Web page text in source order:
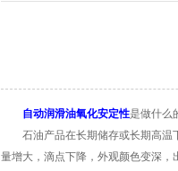
自动润滑油氧化安定性是做什么
石油产品在长期储存或长期高温下
量增大，滴点下降，外观颜色变深